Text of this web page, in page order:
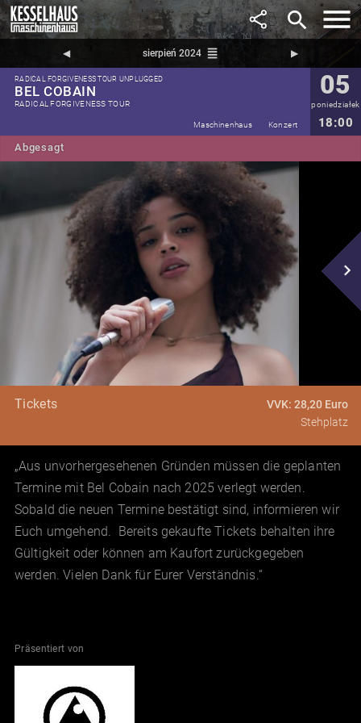
search
◀︎ sierpień 2024 reorder ▶︎
RADICAL FORGIVENESS TOUR UNPLUGGED
BEL COBAIN
RADICAL FORGIVENESS TOUR
05
poniedziałek
18:00
Maschinenhaus Konzert
Abgesagt
navigate_next
Tickets
VVK: 28,20 Euro
Stehplatz
„Aus unvorhergesehenen Gründen müssen die geplanten
Termine mit Bel Cobain nach 2025 verlegt werden.
Sobald die neuen Termine bestätigt sind, informieren wir
Euch umgehend. Bereits gekaufte Tickets behalten ihre
Gültigkeit oder können am Kaufort zurückgegeben
werden. Vielen Dank für Eurer Verständnis.“
Präsentiert von